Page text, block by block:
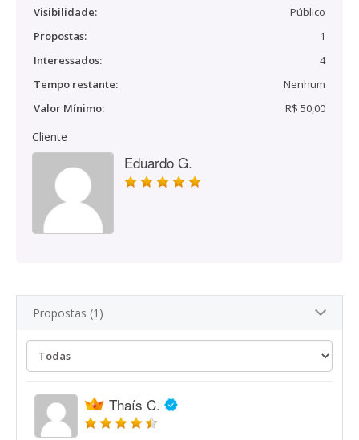
Visibilidade:
Público
Propostas:
1
Interessados:
4
Tempo restante:
Nenhum
Valor Mínimo:
R$ 50,00
Cliente
Eduardo G.
Propostas (1)
Thaís C.